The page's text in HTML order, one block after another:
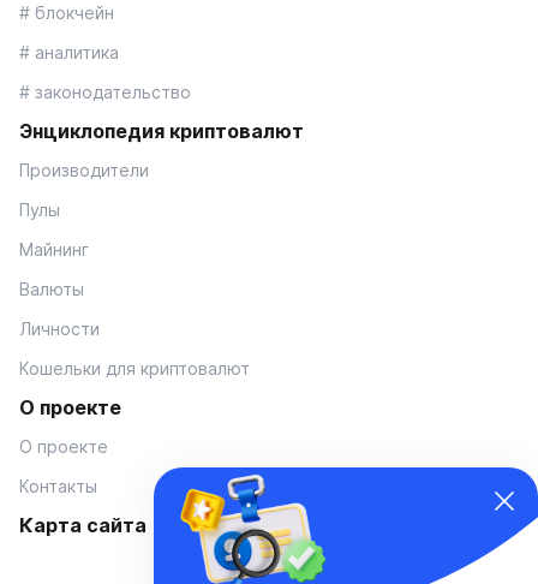
# блокчейн
# аналитика
# законодательство
Энциклопедия криптовалют
Производители
Пулы
Майнинг
Валюты
Личности
Кошельки для криптовалют
О проекте
О проекте
Контакты
Карта сайта